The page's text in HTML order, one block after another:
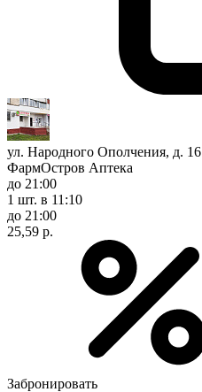
ул. Народного Ополчения, д. 16
ФармОстров Аптека
до 21:00
1 шт. в 11:10
до 21:00
25,59 р.
Забронировать